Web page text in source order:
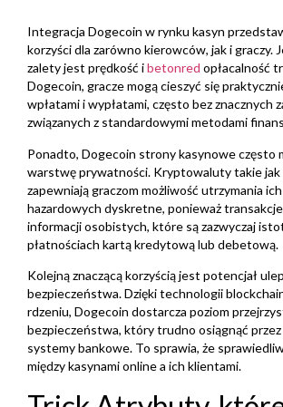
Integracja Dogecoin w rynku kasyn
korzyści dla zarówno kierowców, jak i graczy.
zalety jest prędkość ibetonred opłacalność
Dogecoin, gracze mogą cieszyć się
wpłatami i wypłatami, często bez znacznych
związanych z standardowymi metodami
Ponadto, Dogecoin strony kasynowe często
warstwę prywatności. Kryptowaluty takie jak
zapewniają graczom możliwość utrzymania ich
hazardowych dyskretne, ponieważ
informacji osobistych, które są zazwyczaj
płatnościach kartą kredytową lub debetową.
Kolejną znaczącą korzyścią jest potencjał
bezpieczeństwa. Dzięki technologii
rdzeniu, Dogecoin dostarcza poziom
bezpieczeństwa, który trudno osiągnąć
systemy bankowe. To sprawia, że
między kasynami online a ich klientami.